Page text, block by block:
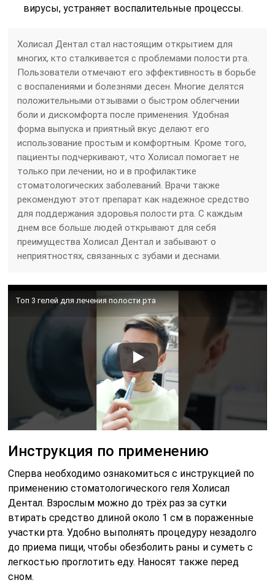
вирусы, устраняет воспалительные процессы.
Холисал Дентал стал настоящим открытием для
многих, кто сталкивается с проблемами полости рта.
Пользователи отмечают его эффективность в борьбе
с воспалениями и болезнями десен. Многие делятся
положительными отзывами о быстром облегчении
боли и дискомфорта после применения. Удобная
форма выпуска и приятный вкус делают его
использование простым и комфортным. Кроме того,
пациенты подчеркивают, что Холисал помогает не
только при лечении, но и в профилактике
стоматологических заболеваний. Врачи также
рекомендуют этот препарат как надежное средство
для поддержания здоровья полости рта. С каждым
днем все больше людей открывают для себя
преимущества Холисал Дентал и забывают о
неприятностях, связанных с зубами и деснами.
Топ 3 гелей для лечения полости рта
Инструкция по применению
Сперва необходимо ознакомиться с инструкцией по
применению стоматологического геля Холисал
Дентал. Взрослым можно до трёх раз за сутки
втирать средство длиной около 1 см в пораженные
участки рта. Удобно выполнять процедуру незадолго
до приема пищи, чтобы обезболить раны и суметь с
легкостью проглотить еду. Наносят также перед
сном.